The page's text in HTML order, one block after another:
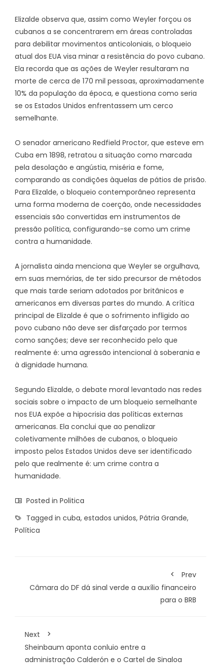
Elizalde observa que, assim como Weyler forçou os
cubanos a se concentrarem em áreas controladas
para debilitar movimentos anticoloniais, o bloqueio
atual dos EUA visa minar a resistência do povo cubano.
Ela recorda que as ações de Weyler resultaram na
morte de cerca de 170 mil pessoas, aproximadamente
10% da população da época, e questiona como seria
se os Estados Unidos enfrentassem um cerco
semelhante.
O senador americano Redfield Proctor, que esteve em
Cuba em 1898, retratou a situação como marcada
pela desolação e angústia, miséria e fome,
comparando as condições àquelas de pátios de prisão.
Para Elizalde, o bloqueio contemporâneo representa
uma forma moderna de coerção, onde necessidades
essenciais são convertidas em instrumentos de
pressão política, configurando-se como um crime
contra a humanidade.
A jornalista ainda menciona que Weyler se orgulhava,
em suas memórias, de ter sido precursor de métodos
que mais tarde seriam adotados por britânicos e
americanos em diversas partes do mundo. A crítica
principal de Elizalde é que o sofrimento infligido ao
povo cubano não deve ser disfarçado por termos
como sanções; deve ser reconhecido pelo que
realmente é: uma agressão intencional à soberania e
à dignidade humana.
Segundo Elizalde, o debate moral levantado nas redes
sociais sobre o impacto de um bloqueio semelhante
nos EUA expõe a hipocrisia das políticas externas
americanas. Ela conclui que ao penalizar
coletivamente milhões de cubanos, o bloqueio
imposto pelos Estados Unidos deve ser identificado
pelo que realmente é: um crime contra a
humanidade.
Posted in Politica
Tagged in cuba, estados unidos, Pátria Grande,
Política
Prev
Câmara do DF dá sinal verde a auxílio financeiro
para o BRB
Next
Sheinbaum aponta conluio entre a
administração Calderón e o Cartel de Sinaloa